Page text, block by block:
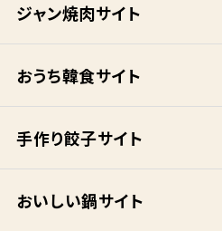
ジャン焼肉サイト
おうち韓食サイト
手作り餃子サイト
おいしい鍋サイト